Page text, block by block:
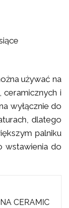
używać na
ceramicznych i
wyłącznie do
dlatego
palniku
wstawienia do
CERAMIC